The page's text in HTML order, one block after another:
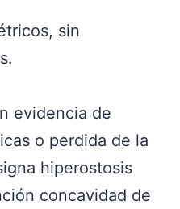
sin
evidencia de
o perdida de la
hiperostosis
concavidad de